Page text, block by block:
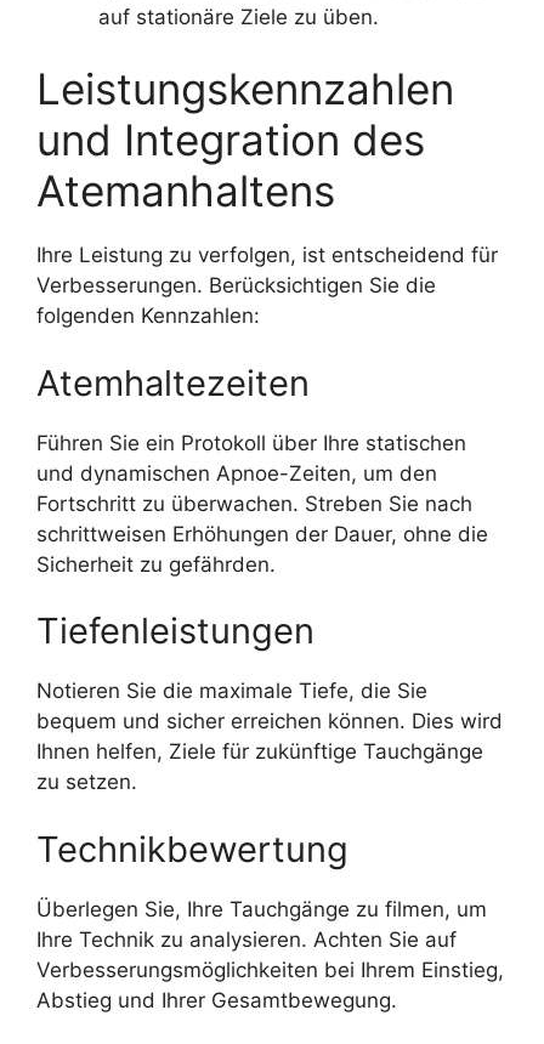
auf stationäre Ziele zu üben.
Leistungskennzahlen
und Integration des
Atemanhaltens
Ihre Leistung zu verfolgen, ist entscheidend für
Verbesserungen. Berücksichtigen Sie die
folgenden Kennzahlen:
Atemhaltezeiten
Führen Sie ein Protokoll über Ihre statischen
und dynamischen Apnoe-Zeiten, um den
Fortschritt zu überwachen. Streben Sie nach
schrittweisen Erhöhungen der Dauer, ohne die
Sicherheit zu gefährden.
Tiefenleistungen
Notieren Sie die maximale Tiefe, die Sie
bequem und sicher erreichen können. Dies wird
Ihnen helfen, Ziele für zukünftige Tauchgänge
zu setzen.
Technikbewertung
Überlegen Sie, Ihre Tauchgänge zu filmen, um
Ihre Technik zu analysieren. Achten Sie auf
Verbesserungsmöglichkeiten bei Ihrem Einstieg,
Abstieg und Ihrer Gesamtbewegung.